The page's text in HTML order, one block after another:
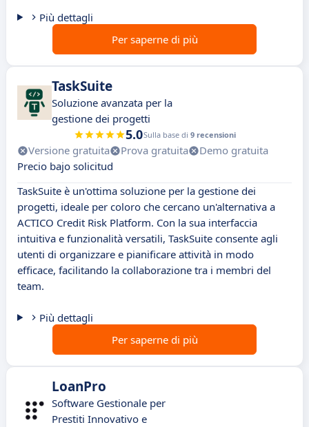
Più dettagli
Per saperne di più
TaskSuite
Soluzione avanzata per la
gestione dei progetti
5.0Sulla base di 9 recensioni
Versione gratuita Prova gratuita
Demo gratuita
Precio bajo solicitud
TaskSuite è un'ottima soluzione per la gestione dei
progetti, ideale per coloro che cercano un'alternativa a
ACTICO Credit Risk Platform. Con la sua interfaccia
intuitiva e funzionalità versatili, TaskSuite consente agli
utenti di organizzare e pianificare attività in modo
efficace, facilitando la collaborazione tra i membri del
team.
Più dettagli
Per saperne di più
LoanPro
Software Gestionale per
Prestiti Innovativo e